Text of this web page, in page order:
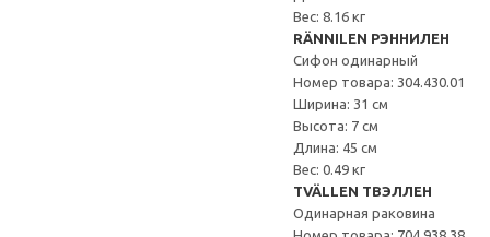
Вес: 8.16 кг
RÄNNILEN РЭННИЛЕН
Сифон одинарный
Номер товара: 304.430.01
Ширина: 31 см
Высота: 7 см
Длина: 45 см
Вес: 0.49 кг
TVÄLLEN ТВЭЛЛЕН
Одинарная раковина